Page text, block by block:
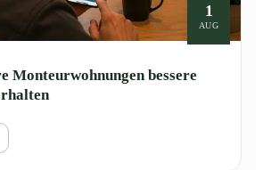
1
AUG
Monteurwohnungen bessere